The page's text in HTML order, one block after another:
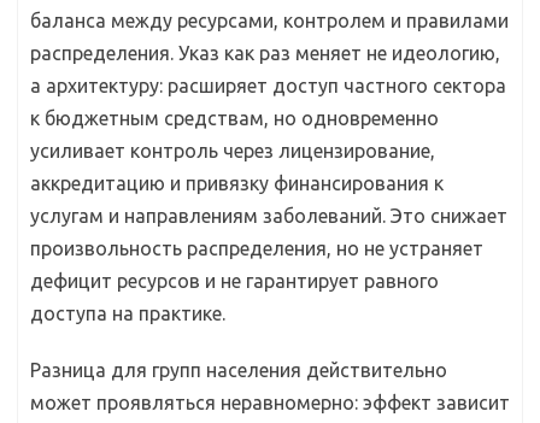
баланса между ресурсами, контролем и правилами
распределения. Указ как раз меняет не идеологию,
а архитектуру: расширяет доступ частного сектора
к бюджетным средствам, но одновременно
усиливает контроль через лицензирование,
аккредитацию и привязку финансирования к
услугам и направлениям заболеваний. Это снижает
произвольность распределения, но не устраняет
дефицит ресурсов и не гарантирует равного
доступа на практике.
Разница для групп населения действительно
может проявляться неравномерно: эффект зависит